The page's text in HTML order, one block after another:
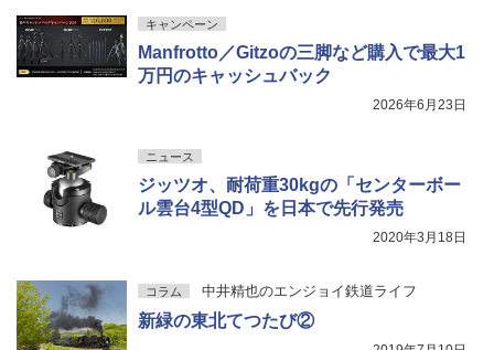
キャンペーン
Manfrotto／Gitzoの三脚など購入で最大1
万円のキャッシュバック
2026年6月23日
ニュース
ジッツオ、耐荷重30kgの「センターボー
ル雲台4型QD」を日本で先行発売
2020年3月18日
コラム 中井精也のエンジョイ鉄道ライフ
新緑の東北てつたび②